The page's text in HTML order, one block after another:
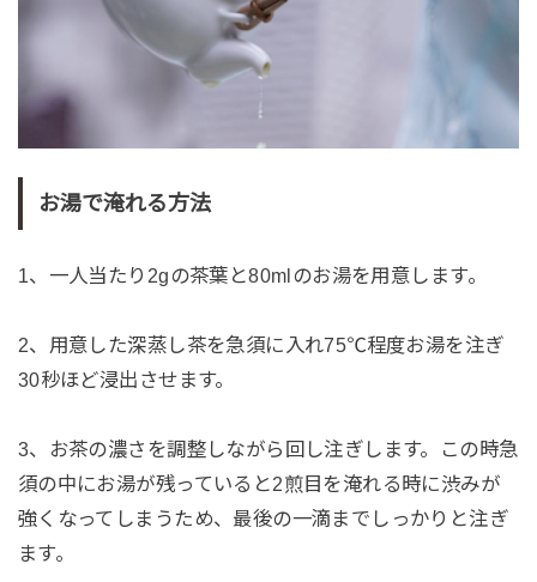
お湯で淹れる方法
1、一人当たり2gの茶葉と80mlのお湯を用意します。
2、用意した深蒸し茶を急須に入れ75℃程度お湯を注ぎ
30秒ほど浸出させます。
3、お茶の濃さを調整しながら回し注ぎします。この時急
須の中にお湯が残っていると2煎目を淹れる時に渋みが
強くなってしまうため、最後の一滴までしっかりと注ぎ
ます。